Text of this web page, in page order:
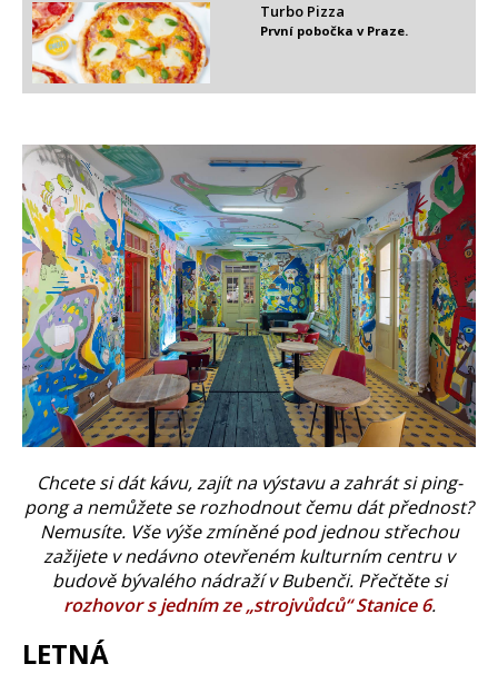
Turbo Pizza
První pobočka v Praze.
Chcete si dát kávu, zajít na výstavu a zahrát si ping-
pong a nemůžete se rozhodnout čemu dát přednost?
Nemusíte. Vše výše zmíněné pod jednou střechou
zažijete v nedávno otevřeném kulturním centru v
budově bývalého nádraží v Bubenči. Přečtěte si
rozhovor s jedním ze „strojvůdců“ Stanice 6.
LETNÁ